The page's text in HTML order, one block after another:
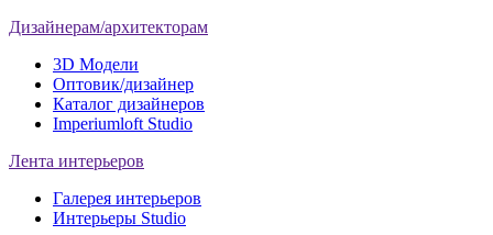
Дизайнерам/архитекторам
3D Модели
Оптовик/дизайнер
Каталог дизайнеров
Imperiumloft Studio
Лента интерьеров
Галерея интерьеров
Интерьеры Studio